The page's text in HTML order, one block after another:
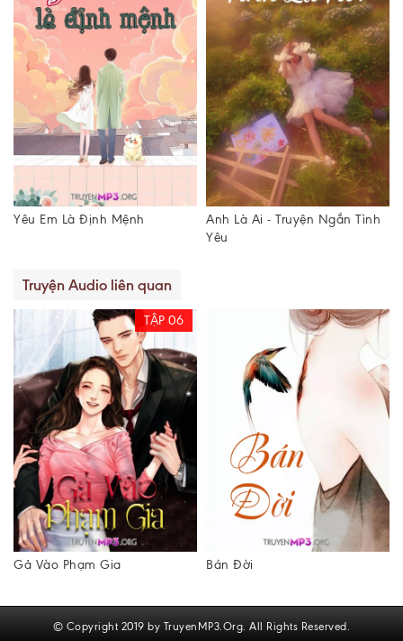
Anh Là Ai - Truyện Ngắn Tình
Gả Vào Phạm Gia
Truyện Audio liên quan
Bán Đời Đi Qua Giông Bão
© Copyright 2019 by TruyenMP3.Org. All Rights Reserved.